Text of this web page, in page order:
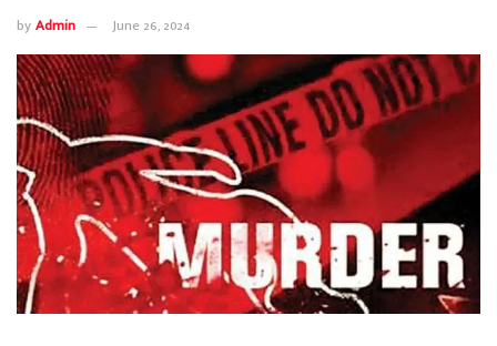
byAdmin June 26, 2024